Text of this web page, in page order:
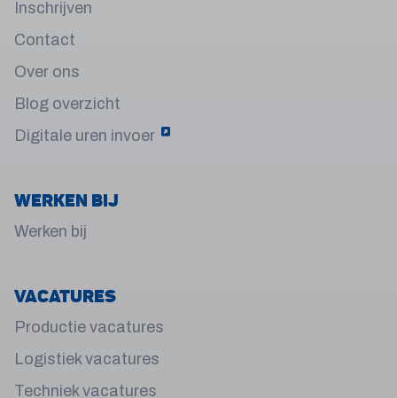
Inschrijven
Contact
Over ons
Blog overzicht
Digitale uren invoer
Werken bij
Werken bij
Vacatures
Productie vacatures
Logistiek vacatures
Techniek vacatures